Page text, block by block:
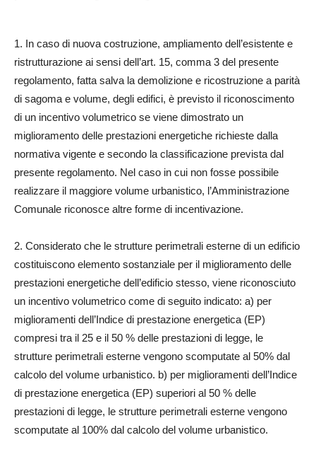
1. In caso di nuova costruzione, ampliamento dell’esistente e
ristrutturazione ai sensi dell’art. 15, comma 3 del presente
regolamento, fatta salva la demolizione e ricostruzione a parità
di sagoma e volume, degli edifici, è previsto il riconoscimento
di un incentivo volumetrico se viene dimostrato un
miglioramento delle prestazioni energetiche richieste dalla
normativa vigente e secondo la classificazione prevista dal
presente regolamento. Nel caso in cui non fosse possibile
realizzare il maggiore volume urbanistico, l’Amministrazione
Comunale riconosce altre forme di incentivazione.
2. Considerato che le strutture perimetrali esterne di un edificio
costituiscono elemento sostanziale per il miglioramento delle
prestazioni energetiche dell’edificio stesso, viene riconosciuto
un incentivo volumetrico come di seguito indicato: a) per
miglioramenti dell’Indice di prestazione energetica (EP)
compresi tra il 25 e il 50 % delle prestazioni di legge, le
strutture perimetrali esterne vengono scomputate al 50% dal
calcolo del volume urbanistico. b) per miglioramenti dell’Indice
di prestazione energetica (EP) superiori al 50 % delle
prestazioni di legge, le strutture perimetrali esterne vengono
scomputate al 100% dal calcolo del volume urbanistico.